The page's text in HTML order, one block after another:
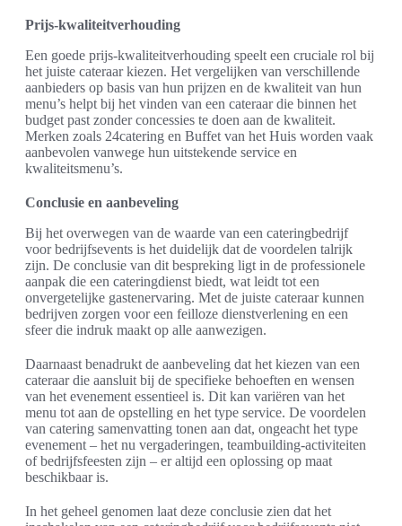
Prijs-kwaliteitverhouding
Een goede prijs-kwaliteitverhouding speelt een cruciale rol bij
het juiste cateraar kiezen. Het vergelijken van verschillende
aanbieders op basis van hun prijzen en de kwaliteit van hun
menu’s helpt bij het vinden van een cateraar die binnen het
budget past zonder concessies te doen aan de kwaliteit.
Merken zoals 24catering en Buffet van het Huis worden vaak
aanbevolen vanwege hun uitstekende service en
kwaliteitsmenu’s.
Conclusie en aanbeveling
Bij het overwegen van de waarde van een cateringbedrijf
voor bedrijfsevents is het duidelijk dat de voordelen talrijk
zijn. De conclusie van dit bespreking ligt in de professionele
aanpak die een cateringdienst biedt, wat leidt tot een
onvergetelijke gastenervaring. Met de juiste cateraar kunnen
bedrijven zorgen voor een feilloze dienstverlening en een
sfeer die indruk maakt op alle aanwezigen.
Daarnaast benadrukt de aanbeveling dat het kiezen van een
cateraar die aansluit bij de specifieke behoeften en wensen
van het evenement essentieel is. Dit kan variëren van het
menu tot aan de opstelling en het type service. De voordelen
van catering samenvatting tonen aan dat, ongeacht het type
evenement – het nu vergaderingen, teambuilding-activiteiten
of bedrijfsfeesten zijn – er altijd een oplossing op maat
beschikbaar is.
In het geheel genomen laat deze conclusie zien dat het